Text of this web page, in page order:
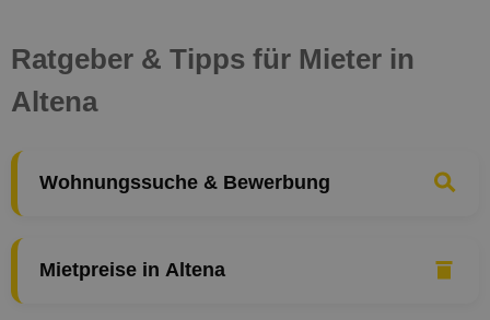
Ratgeber & Tipps für Mieter in
Altena
Wohnungssuche & Bewerbung
Mietpreise in Altena